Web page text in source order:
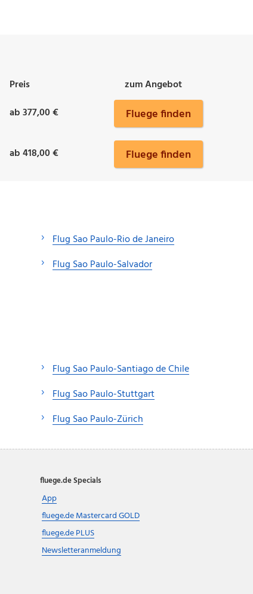
Preis
zum Angebot
ab 377,00 € Fluege finden
ab 418,00 € Fluege finden
Flug Sao Paulo-Rio de Janeiro
Flug Sao Paulo-Salvador
Flug Sao Paulo-Santiago de Chile
Flug Sao Paulo-Stuttgart
Flug Sao Paulo-Zürich